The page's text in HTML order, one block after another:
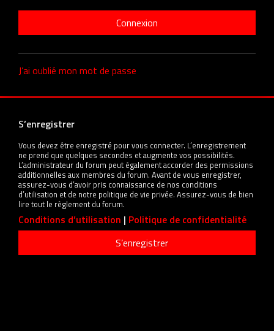
J’ai oublié mon mot de passe
S’enregistrer
Vous devez être enregistré pour vous connecter. L’enregistrement
ne prend que quelques secondes et augmente vos possibilités.
L’administrateur du forum peut également accorder des permissions
additionnelles aux membres du forum. Avant de vous enregistrer,
assurez-vous d’avoir pris connaissance de nos conditions
d’utilisation et de notre politique de vie privée. Assurez-vous de bien
lire tout le règlement du forum.
Conditions d’utilisation | Politique de confidentialité
S’enregistrer